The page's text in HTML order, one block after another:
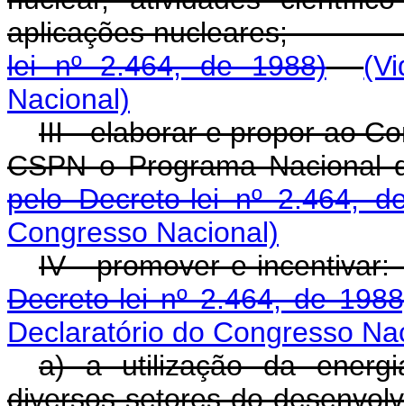
aplicações
lei nº 2.464, de 1988)
Nacional)
III - elaborar e propor ao
CSPN o Programa
pelo Decreto-lei nº 2.464,
Congresso Nacional)
IV - promover e
Decreto-lei nº 2.464, de
Declaratório do Congresso
a) a utilização da
diversos setores do